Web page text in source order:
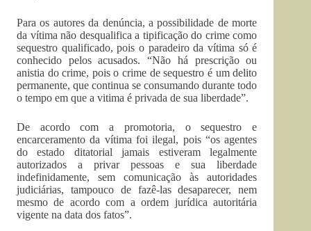
Para os autores da denúncia, a possibilidade de morte
da vítima não desqualifica a tipificação do crime como
sequestro qualificado, pois o paradeiro da vítima só é
conhecido pelos acusados. “Não há prescrição ou
anistia do crime, pois o crime de sequestro é um delito
permanente, que continua se consumando durante todo
o tempo em que a vitima é privada de sua liberdade”.
De acordo com a promotoria, o sequestro e
encarceramento da vítima foi ilegal, pois “os agentes
do estado ditatorial jamais estiveram legalmente
autorizados a privar pessoas e sua liberdade
indefinidamente, sem comunicação às autoridades
judiciárias, tampouco de fazê-las desaparecer, nem
mesmo de acordo com a ordem jurídica autoritária
vigente na data dos fatos”.